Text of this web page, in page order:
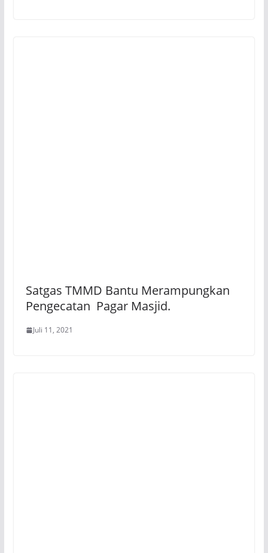
Satgas TMMD Bantu Merampungkan
Pengecatan Pagar Masjid.
Juli 11, 2021